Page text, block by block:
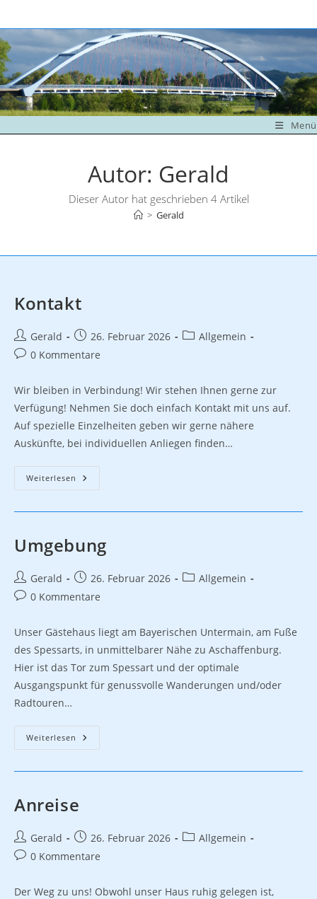
Inhalt
springen
Menü
Autor: Gerald
Dieser Autor hat geschrieben 4 Artikel
> Gerald
Kontakt
Beitrags-
Autor:
Gerald
Beitrag
veröffentlicht:
26. Februar 2026
Beitrags-
Allgemein
Beitrags-
0 Kommentare
Wir bleiben in Verbindung! Wir stehen Ihnen gerne zur
Verfügung! Nehmen Sie doch einfach Kontakt mit uns auf.
Auf spezielle Einzelheiten geben wir gerne nähere
Auskünfte, bei individuellen Anliegen finden…
Weiterlesen Kontakt
Umgebung
Beitrags-
Autor:
Gerald
Beitrag
veröffentlicht:
26. Februar 2026
Beitrags-
Allgemein
Beitrags-
0 Kommentare
Unser Gästehaus liegt am Bayerischen Untermain, am Fuße
des Spessarts, in unmittelbarer Nähe zu Aschaffenburg.
Hier ist das Tor zum Spessart und der optimale
Ausgangspunkt für genussvolle Wanderungen und/oder
Radtouren…
Weiterlesen Umgebung
Anreise
Beitrags-
Autor:
Gerald
Beitrag
veröffentlicht:
26. Februar 2026
Beitrags-
Allgemein
Beitrags-
0 Kommentare
Der Weg zu uns! Obwohl unser Haus ruhig gelegen ist,